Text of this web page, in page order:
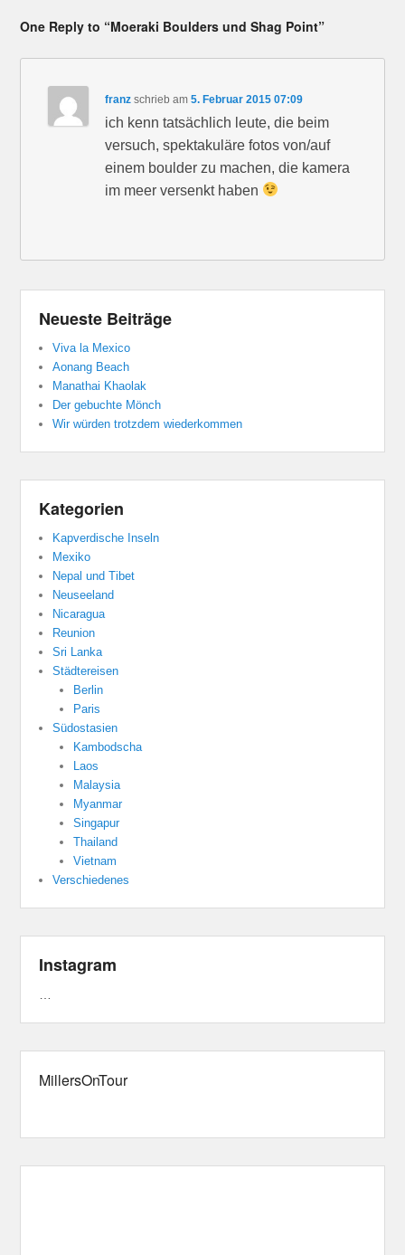
One Reply to “Moeraki Boulders und Shag Point”
franz schrieb am5. Februar 2015 07:09
ich kenn tatsächlich leute, die beim
versuch, spektakuläre fotos von/auf
einem boulder zu machen, die kamera
im meer versenkt haben
Neueste Beiträge
Viva la Mexico
Aonang Beach
Manathai Khaolak
Der gebuchte Mönch
Wir würden trotzdem wiederkommen
Kategorien
Kapverdische Inseln
Mexiko
Nepal und Tibet
Neuseeland
Nicaragua
Reunion
Sri Lanka
Städtereisen
Berlin
Paris
Südostasien
Kambodscha
Laos
Malaysia
Myanmar
Singapur
Thailand
Vietnam
Verschiedenes
Instagram
MillersOnTour